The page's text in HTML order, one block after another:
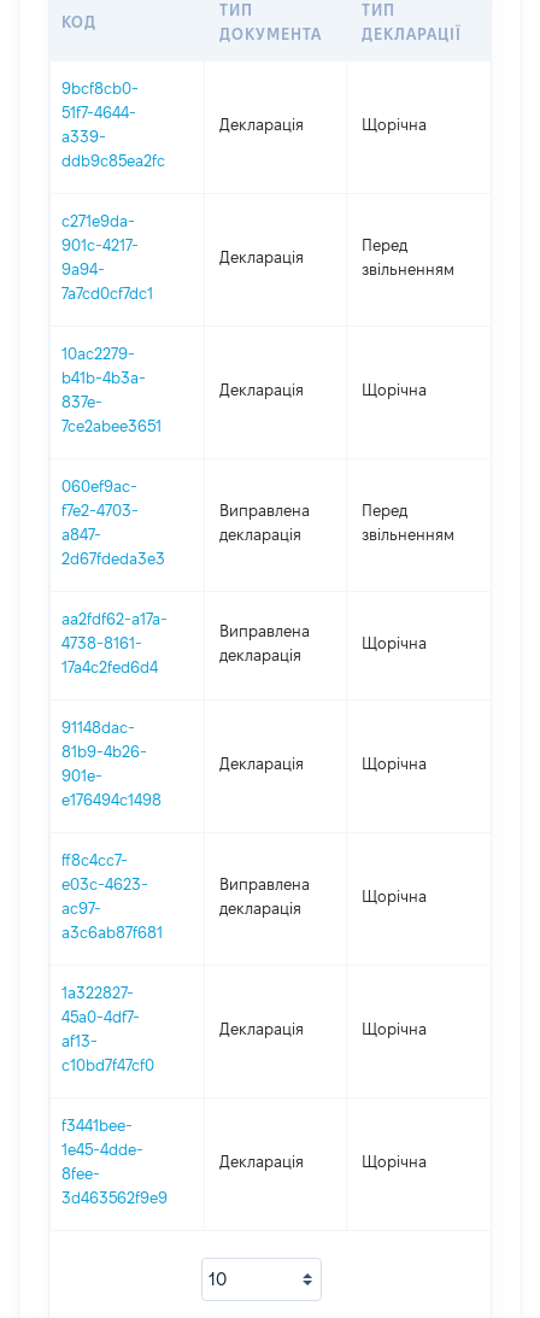
КОД
ТИП
ДОКУМЕНТА
ТИП
ДЕКЛАРАЦІЇ
9bcf8cb0-
51f7-4644-
a339-
ddb9c85ea2fc
Декларація Щорічна
c271e9da-
901c-4217-
9a94-
7a7cd0cf7dc1
Декларація
Перед
звільненням
10ac2279-
b41b-4b3a-
837e-
7ce2abee3651
Декларація Щорічна
060ef9ac-
f7e2-4703-
a847-
2d67fdeda3e3
Виправлена
декларація
Перед
звільненням
aa2fdf62-a17a-
4738-8161-
17a4c2fed6d4
Виправлена
декларація
Щорічна
91148dac-
81b9-4b26-
901e-
e176494c1498
Декларація Щорічна
ff8c4cc7-
e03c-4623-
ac97-
a3c6ab87f681
Виправлена
декларація
Щорічна
1a322827-
45a0-4df7-
af13-
c10bd7f47cf0
Декларація Щорічна
f3441bee-
1e45-4dde-
8fee-
3d463562f9e9
Декларація Щорічна